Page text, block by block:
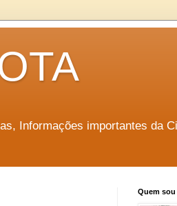
Informações importantes da
Quem sou